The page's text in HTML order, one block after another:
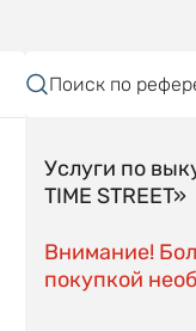
Поиск по
Услуги по
TIME STREET»
Внимание!
покупкой